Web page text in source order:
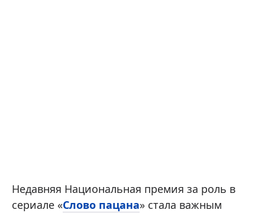
Недавняя Национальная премия за роль в
сериале «Слово пацана» стала важным